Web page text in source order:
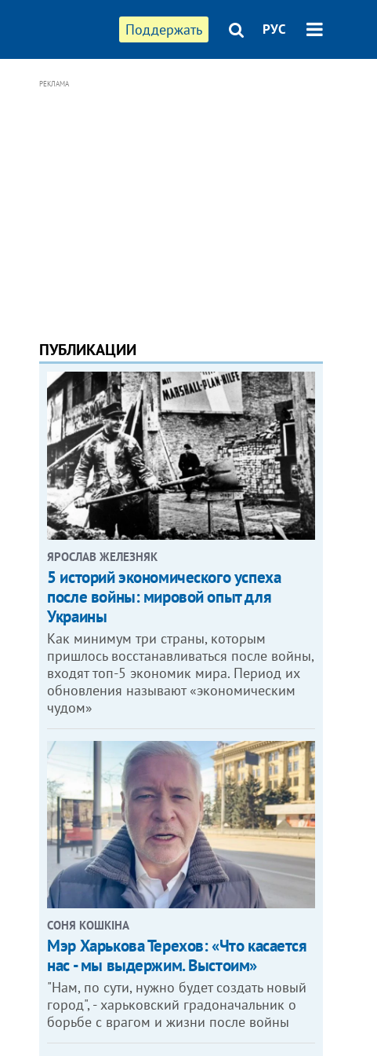
Поддержать РУС
РЕКЛАМА
ПУБЛИКАЦИИ
ЯРОСЛАВ ЖЕЛЕЗНЯК
5 историй экономического успеха
после войны: мировой опыт для
Украины
Как минимум три страны, которым
пришлось восстанавливаться после войны,
входят топ-5 экономик мира. Период их
обновления называют «экономическим
чудом»
СОНЯ КОШКІНА
Мэр Харькова Терехов: «Что касается
нас - мы выдержим. Выстоим»
"Нам, по сути, нужно будет создать новый
город", - харьковский градоначальник о
борьбе с врагом и жизни после войны